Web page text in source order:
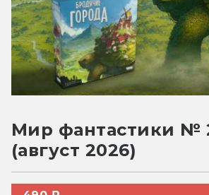
Мир фантастики №
(август 2026)